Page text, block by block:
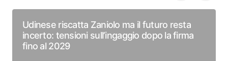
Udinese riscatta Zaniolo ma il futuro resta
incerto: tensioni sull’ingaggio dopo la firma
fino al 2029